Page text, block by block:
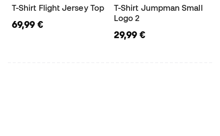
T-Shirt Flight Jersey Top
69,99 €
T-Shirt Jumpman Small
Logo 2
29,99 €